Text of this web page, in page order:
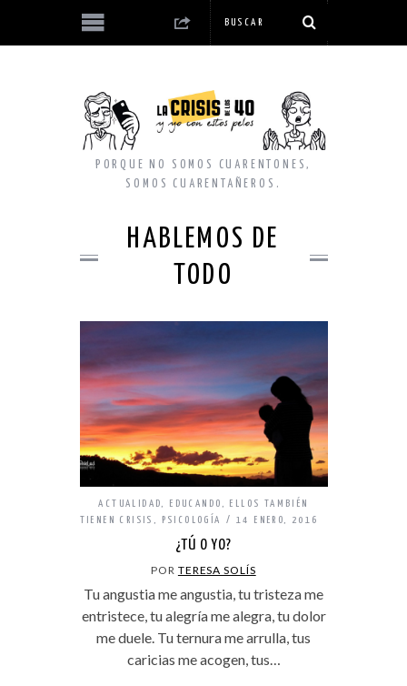
PORQUE NO SOMOS CUARENTONES,
SOMOS CUARENTAÑEROS.
HABLEMOS DE
TODO
ACTUALIDAD, EDUCANDO ,
ELLOS TAMBIÉN
TIENEN CRISIS , PSICOLOGÍA 14 ENERO, 2016
¿TÚ O YO?
POR TERESA SOLÍS
Tu angustia me angustia, tu tristeza me
entristece, tu alegría me alegra, tu dolor
me duele. Tu ternura me arrulla, tus
caricias me acogen, tus…